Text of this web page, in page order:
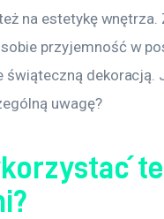
na estetykę
przyjemność w
świąteczną dekoracją.
uwagę?